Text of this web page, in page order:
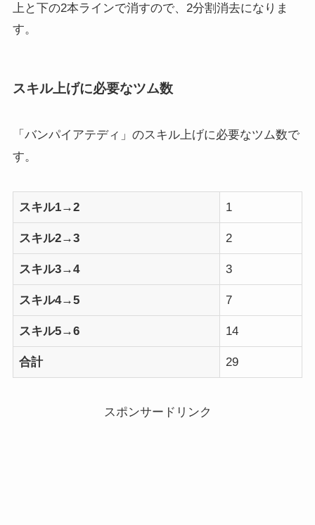
上と下の2本ラインで消すので、2分割消去になりま
す。
スキル上げに必要なツム数
「バンパイアテディ」のスキル上げに必要なツム数で
す。
スキル1→2 1
スキル2→3 2
スキル3→4 3
スキル4→5 7
スキル5→6 14
合計 29
スポンサードリンク